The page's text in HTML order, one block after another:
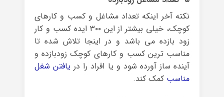
نکته آخر اینکه تعداد مشاغل و کسب و کارهای
کوچک، خیلی بیشتر از این ۳۰۰ ایده کسب و کار
زود بازده می باشد و در اینجا تلاش شده تا
مناسب ترین کسب و کارهای کوچک زودبازده و
آینده ساز آورده شود و یا افراد را در یافتن شغل
مناسب کمک کند.